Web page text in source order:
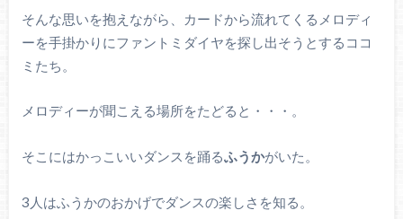
そんな思いを抱えながら、カードから流れてくるメロディ
ーを手掛かりにファントミダイヤを探し出そうとするココ
ミたち。
メロディーが聞こえる場所をたどると・・・。
そこにはかっこいいダンスを踊るふうかがいた。
3人はふうかのおかげでダンスの楽しさを知る。